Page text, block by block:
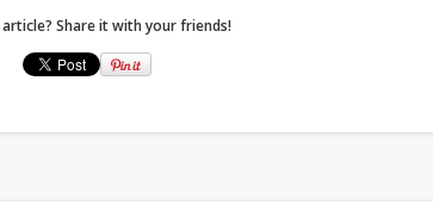
Share it with your friends!